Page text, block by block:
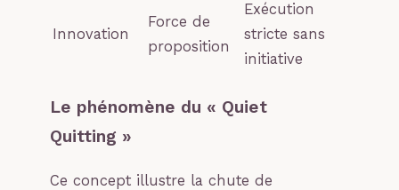
Innovation
Force de
proposition
Exécution
stricte sans
initiative
Le phénomène du « Quiet
Quitting »
Ce concept illustre la chute de